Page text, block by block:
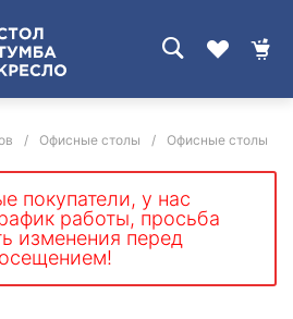
/ Офисные столы / Офисные столы
покупатели, у нас
работы, просьба
изменения перед